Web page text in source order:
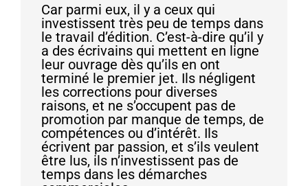
Car parmi eux, il y a ceux qui
investissent très peu de temps dans
le travail d’édition. C’est-à-dire qu’il y
a des écrivains qui mettent en ligne
leur ouvrage dès qu’ils en ont
terminé le premier jet. Ils négligent
les corrections pour diverses
raisons, et ne s’occupent pas de
promotion par manque de temps, de
compétences ou d’intérêt. Ils
écrivent par passion, et s’ils veulent
être lus, ils n’investissent pas de
temps dans les démarches